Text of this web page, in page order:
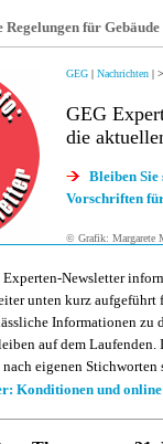
für Gebäude
GEG | Nachrichten |
GEG
die
Bleiben Sie
Vorschriften
© Grafik: Margarete
Newsletter
unten kurz aufgeführt
Informationen zu
auf dem
eigenen Stichworten
Konditionen und online